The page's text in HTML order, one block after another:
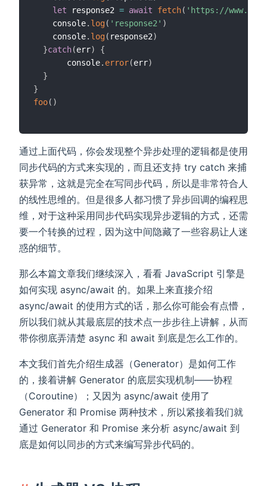
let response2 = await fetch( 'https://
    console
. log( 'response2' )
    console
. log( response2)
}catch(err)
{
       console
. error(err)
}
}
foo( )
通过上面代码，你会发现整个异步处理的逻辑都是使用
同步代码的方式来实现的，而且还支持 try catch 来捕
获异常，这就是完全在写同步代码，所以是非常符合人
的线性思维的。但是很多人都习惯了异步回调的编程思
维，对于这种采用同步代码实现异步逻辑的方式，还需
要一个转换的过程，因为这中间隐藏了一些容易让人迷
惑的细节。
那么本篇文章我们继续深入，看看 JavaScript 引擎是
如何实现 async/await 的。如果上来直接介绍
async/await 的使用方式的话，那么你可能会有点懵，
所以我们就从其最底层的技术点一步步往上讲解，从而
带你彻底弄清楚 async 和 await 到底是怎么工作的。
本文我们首先介绍生成器（Generator）是如何工作
的，接着讲解 Generator 的底层实现机制——协程
（Coroutine）；又因为 async/await 使用了
Generator 和 Promise 两种技术，所以紧接着我们就
通过 Generator 和 Promise 来分析 async/await 到
底是如何以同步的方式来编写异步代码的。